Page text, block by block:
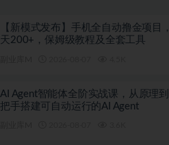
【新模式发布】手机全自动撸金项目
天200+，保姆级教程及全套工具
AI Agent智能体全阶实战课，从原理
把手搭建可自动运行的AI Agent